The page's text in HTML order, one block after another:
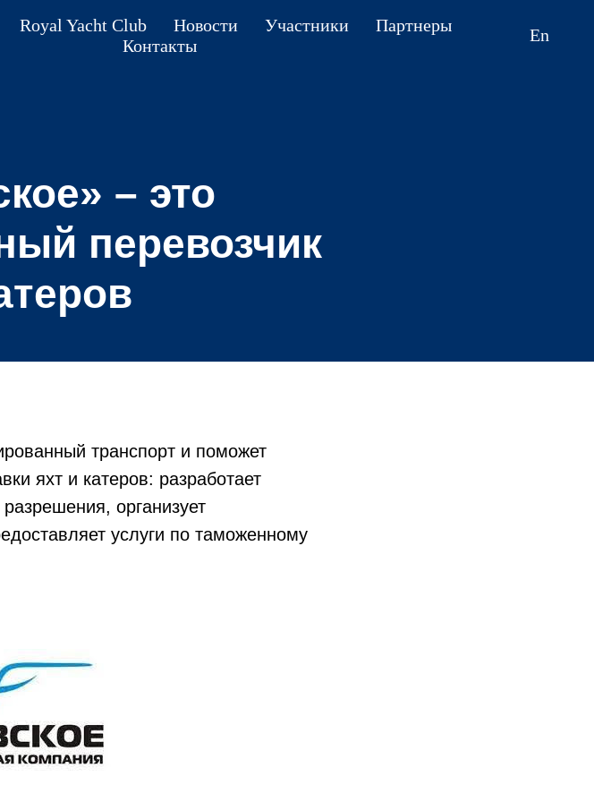
Royal Yacht Club Новости Участники
Партнеры
Контакты
En
– это
перевозчик
транспорт и поможет
яхт и катеров: разработает
организует
услуги по таможенному